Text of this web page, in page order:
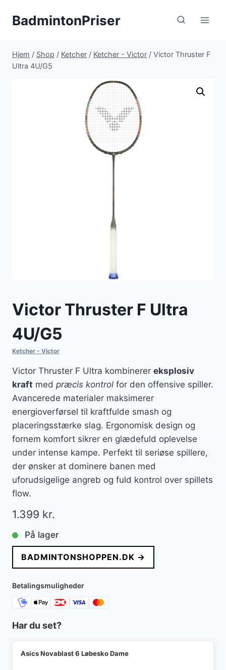
BadmintonPriser
Hjem / Shop / Ketcher / Ketcher - Victor / Victor Thruster F
Ultra 4U/G5
Victor Thruster F Ultra
4U/G5
Ketcher - Victor
Victor Thruster F Ultra kombinerer eksplosiv
kraft med præcis kontrol for den offensive spiller.
Avancerede materialer maksimerer
energioverførsel til kraftfulde smash og
placeringsstærke slag. Ergonomisk design og
fornem komfort sikrer en glædefuld oplevelse
under intense kampe. Perfekt til seriøse spillere,
der ønsker at dominere banen med
uforudsigelige angreb og fuld kontrol over spillets
flow.
1.399 kr.
På lager
BADMINTONSHOPPEN.DK →
Betalingsmuligheder
Har du set?
Asics Novablast 6 Løbesko Dame